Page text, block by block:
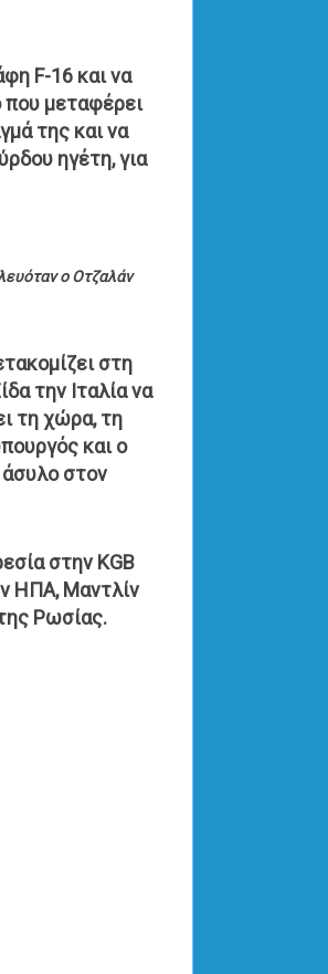
F-16 και να
που μεταφέρει
της και να
ηγέτη, για
ο Οτζαλάν
στη
την Ιταλία να
τη χώρα, τη
και ο
άσυλο στον
στην KGB
ΗΠΑ, Μαντλίν
Ρωσίας.